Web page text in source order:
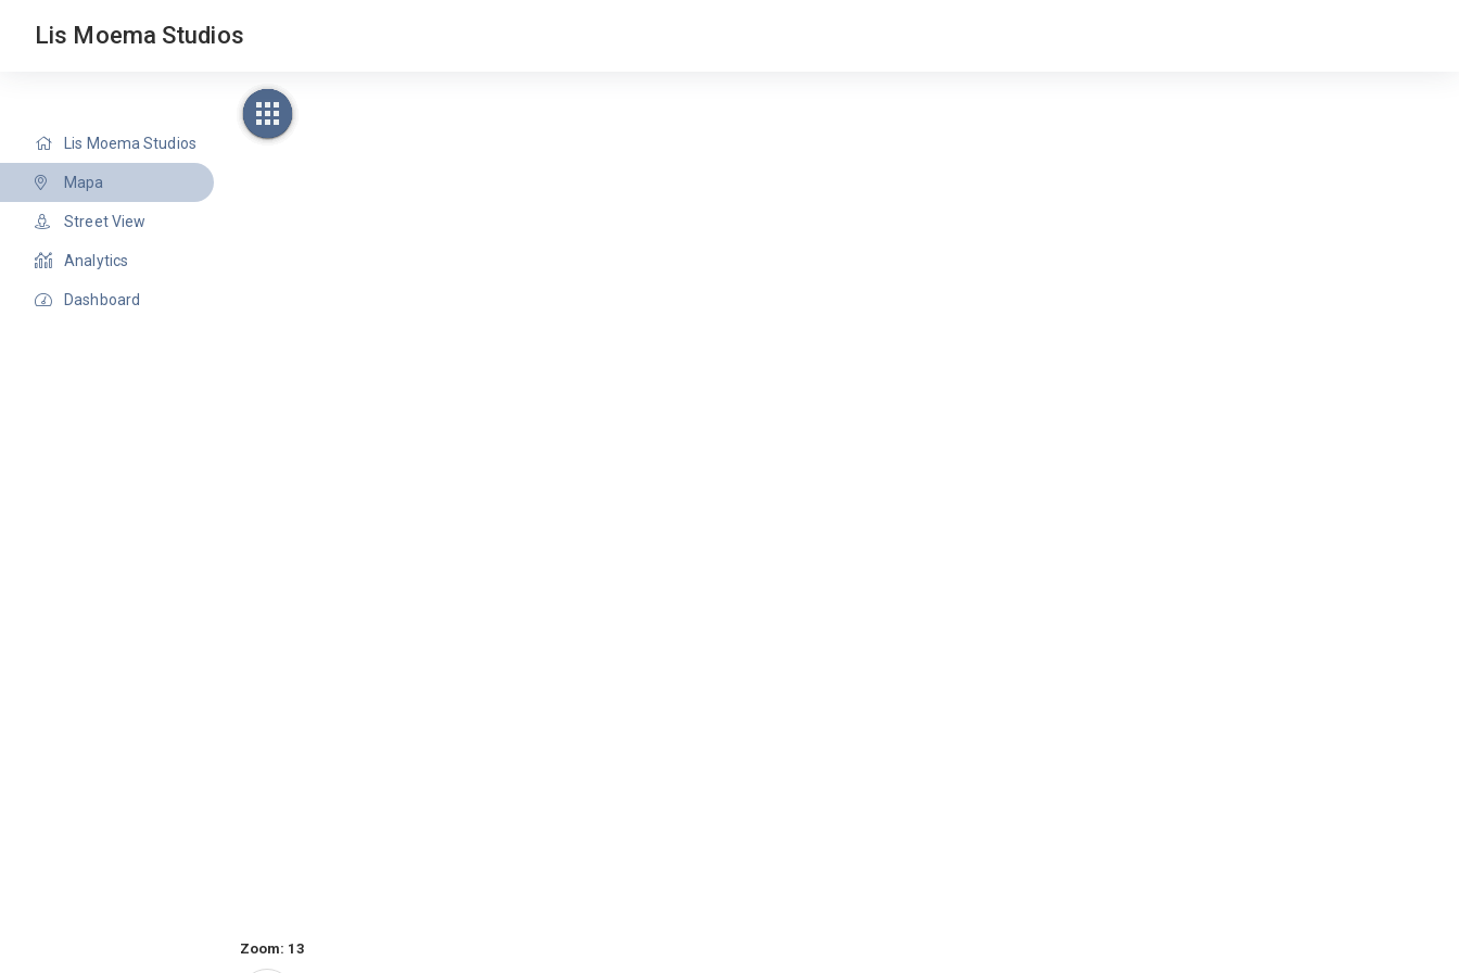
Lis Moema Studios
Lis Moema Studios
Mapa
Street View
Analytics
Dashboard
Zoom: 13